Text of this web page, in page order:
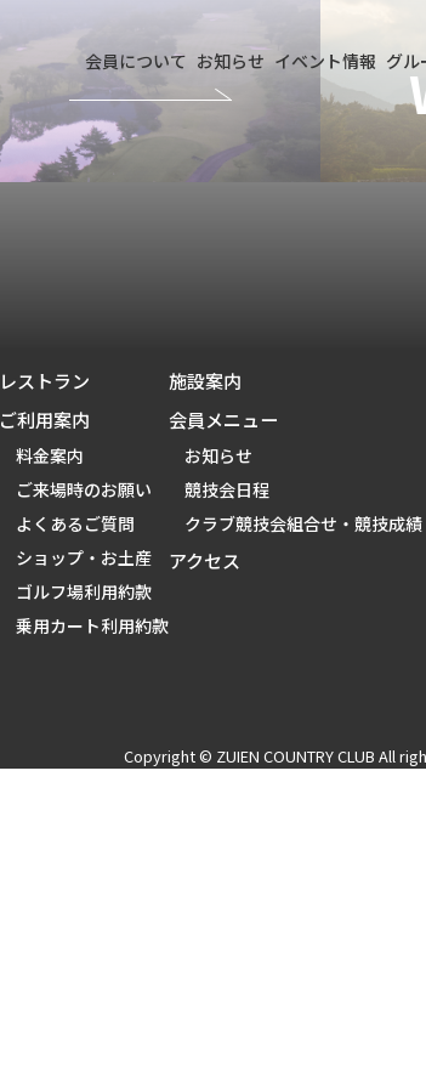
会員について お知らせ イベント情報 グル
レストラン
ご利用案内
料金案内
ご来場時のお願い
よくあるご質問
ショップ・お土産
ゴルフ場利用約款
乗用カート利用約款
施設案内
会員メニュー
お知らせ
競技会日程
クラブ競技会組合せ・競技成績
アクセス
Copyright © ZUIEN COUNTRY CLUB All